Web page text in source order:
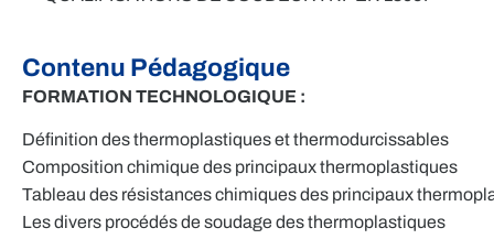
Contenu Pédagogique
FORMATION TECHNOLOGIQUE :
Définition des thermoplastiques et thermodurcissables
Composition chimique des principaux thermoplastiques
Tableau des résistances chimiques des principaux
Les divers procédés de soudage des thermoplastiques